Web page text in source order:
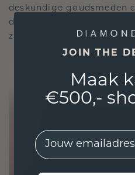
deskundige goudsmeden
duurzaamheid met
zodat je sieraden zowel
JOIN THE
Maak
€500,-
EMail